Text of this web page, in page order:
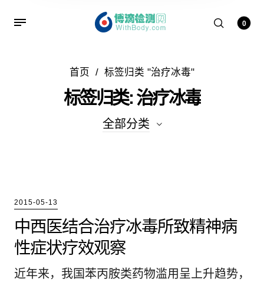
0
首页 / 标签归类 "治疗冰毒"
标签归类: 治疗冰毒
全部分类
吸毒者的案例
戒毒方法
毒品新闻
2015-05-13
中西医结合治疗冰毒所致精神病
性症状疗效观察
近年来，我国苯丙胺类药物滥用呈上升趋势，